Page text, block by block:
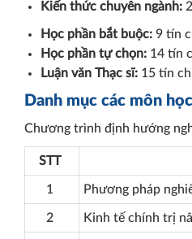
Kiến thức chuyên ngành:
Học phần bắt buộc: 9 tín
Học phần tự chọn: 14 tín
Luận văn Thạc sĩ: 15 tín
Danh mục các môn
Chương trình định hướng
STT
1 Phương pháp
2 Kinh tế chính trị